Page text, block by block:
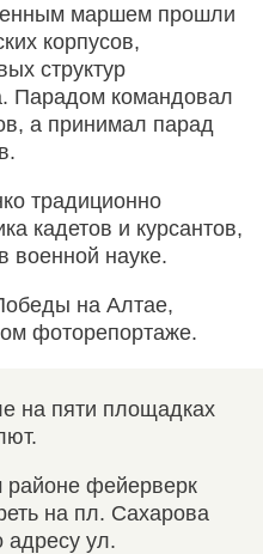
маршем прошли
корпусов,
структур
Парадом командовал
а принимал парад
традиционно
кадетов и курсантов,
военной науке.
на Алтае,
фоторепортаже.
на пяти площадках
фейерверк
на пл. Сахарова
ул.